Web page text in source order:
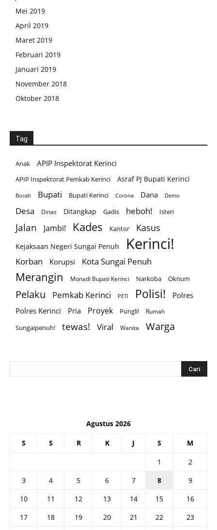
Mei 2019
April 2019
Maret 2019
Februari 2019
Januari 2019
November 2018
Oktober 2018
Tag
Anak APIP Inspektorat Kerinci
APIP Inspektorat Pemkab Kerinci Asraf Pj Bupati Kerinci
Bocah Bupati Bupati Kerinci Corona Dana Demo
Desa Dinas Ditangkap Gadis heboh! Isteri
Jalan Jambi! Kades Kantor Kasus
Kejaksaan Negeri Sungai Penuh Kerinci!
Korban Korupsi Kota Sungai Penuh
Merangin Monadi Bupati Kerinci Narkoba Oknum
Pelaku Pemkab Kerinci PETI Polisi!
Polres
Polres Kerinci
Pria Proyek Pungli! Rumah
Sungaipenuh! tewas! Viral Wanita Warga
Agustus 2026
S S R K J S M
1
2
3
4 5 6 7 8
9
10
11 12 13 14 15
16
17
18 19 20 21 22
23